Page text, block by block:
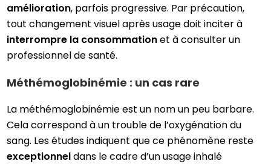
amélioration, parfois progressive. Par précaution,
tout changement visuel après usage doit inciter à
interrompre la consommationet à consulter un
professionnel de santé.
Méthémoglobinémie : un cas rare
La méthémoglobinémie est un nom un peu barbare.
Cela correspond à un trouble de l’oxygénation du
sang. Les études indiquent que ce phénomène reste
exceptionneldans le cadre d’un usage inhalé